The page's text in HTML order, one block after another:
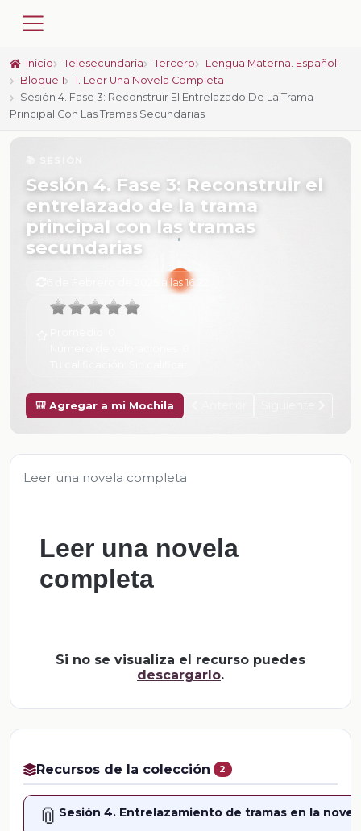
Inicio Telesecundaria Tercero
Lengua Materna. Español
Bloque 1
1. Leer Una Novela Completa
Sesión 4. Fase 3: Reconstruir El Entrelazado De La Trama
Principal Con Las Tramas Secundarias
Sesión 4. Fase 3: Reconstruir el
entrelazado de la trama
principal con las tramas
secundarias
6 de Febrero de 2025 a las 16:22
🎒 Agregar a mi Mochila
Leer una novela completa
Leer una novela
completa
Si no se visualiza el recurso puedes
descargarlo.
Recursos de la colección 2
📎 Sesión 4. Entrelazamiento de tramas en la